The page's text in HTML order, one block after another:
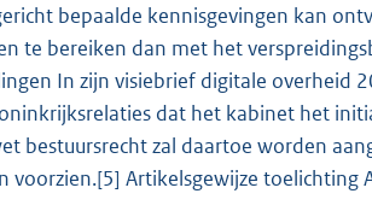
bepaalde kennisgevingen kan
te bereiken dan met het
In zijn visiebrief digitale overheid
dat het kabinet het
bestuursrecht zal daartoe worden
voorzien.[5] Artikelsgewijze toelichting